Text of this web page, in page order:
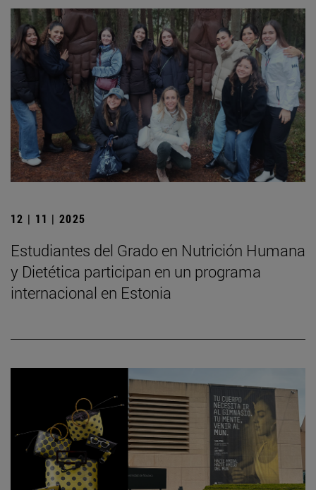
12 | 11 | 2025
Estudiantes del Grado en Nutrición Humana
y Dietética participan en un programa
internacional en Estonia